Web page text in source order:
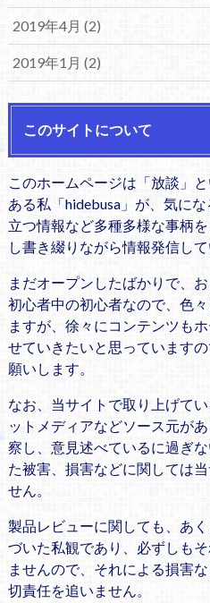
2019年4月 (2)
2019年1月 (2)
このサイトについて
このホームページは「放談」
ある私「hidebusa」が、気に
立つ情報など多種多様な事柄
し書き綴りながら情報発信し
まだオープンしたばかりで、
初心者中の初心者なので、色
ますが、徐々にコンテンツも
せていきたいと思っています
願いします。
なお、当サイトで取り上げて
ットメディアなどソース元が
察し、意見述べているに過ぎ
た被害、損害などに関しては
せん。
製品レビューに関しても、あ
づいた私観であり、必ずしも
ませんので、それによる損害
切責任を追いません。